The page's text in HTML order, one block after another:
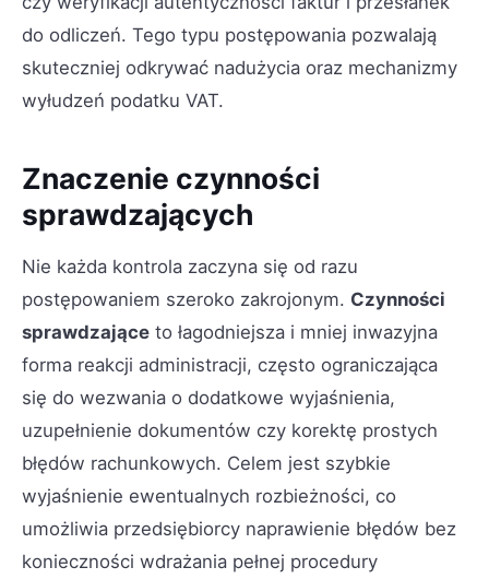
do odliczeń. Tego typu postępowania pozwalają
skuteczniej odkrywać nadużycia oraz mechanizmy
wyłudzeń podatku VAT.
Znaczenie czynności
sprawdzających
Nie każda kontrola zaczyna się od razu
postępowaniem szeroko zakrojonym. Czynności
sprawdzające to łagodniejsza i mniej inwazyjna
forma reakcji administracji, często ograniczająca
się do wezwania o dodatkowe wyjaśnienia,
uzupełnienie dokumentów czy korektę prostych
błędów rachunkowych. Celem jest szybkie
wyjaśnienie ewentualnych rozbieżności, co
umożliwia przedsiębiorcy naprawienie błędów bez
konieczności wdrażania pełnej procedury